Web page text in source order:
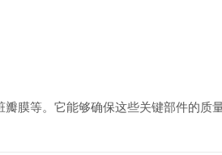
膜等。它能够确保这些关键部件的质